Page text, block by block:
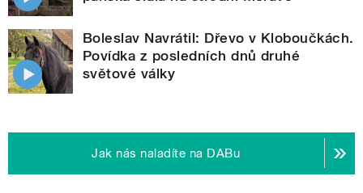
Boleslav Navrátil: Dřevo v Kloboučkách.
Povídka z posledních dnů druhé
světové války
Jak nás naladíte na DABu